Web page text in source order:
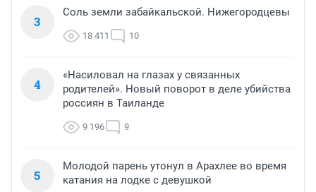
3
Соль земли забайкальской. Нижегородцевы
18 411 10
4
«Насиловал на глазах у связанных
родителей». Новый поворот в деле убийства
россиян в Таиланде
9 196 9
5
Молодой парень утонул в Арахлее во время
катания на лодке с девушкой